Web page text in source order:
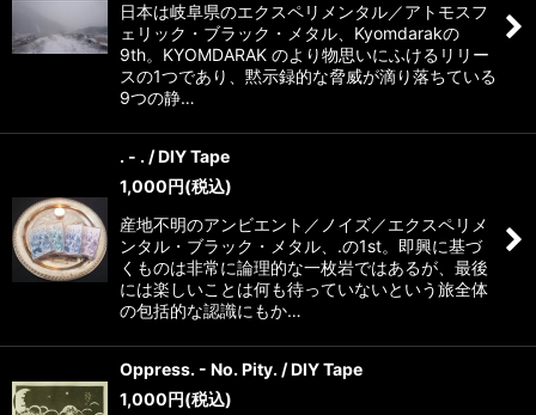
日本は岐阜県のエクスペリメンタル／アトモスフ
ェリック・ブラック・メタル、Kyomdarakの
9th。KYOMDARAK のより物思いにふけるリリー
スの1つであり、黙示録的な脅威が滴り落ちている
9つの静…
. - . / DIY Tape
1,000円(税込)
産地不明のアンビエント／ノイズ／エクスペリメ
ンタル・ブラック・メタル、.の1st。即興に基づ
くものは非常に論理的な一枚岩ではあるが、最後
には楽しいことは何も待っていないという旅全体
の包括的な認識にもか…
Oppress. - No. Pity. / DIY Tape
1,000円(税込)